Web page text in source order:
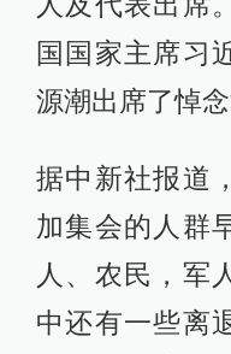
国国家主席习
源潮出席了悼念
据中新社报道
加集会的人群
人、农民，军
中还有一些离